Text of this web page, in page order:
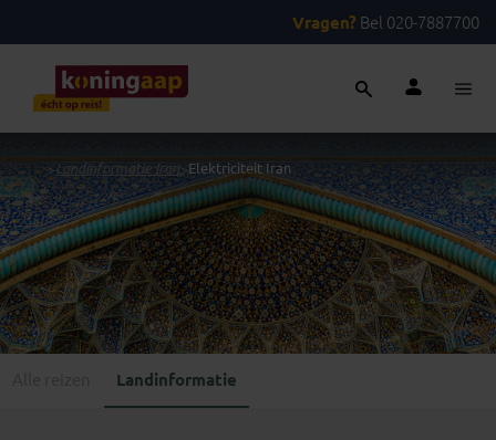
Vragen? Bel 020-7887700
... >Landinformatie Iran>Elektriciteit Iran
Landinformatie